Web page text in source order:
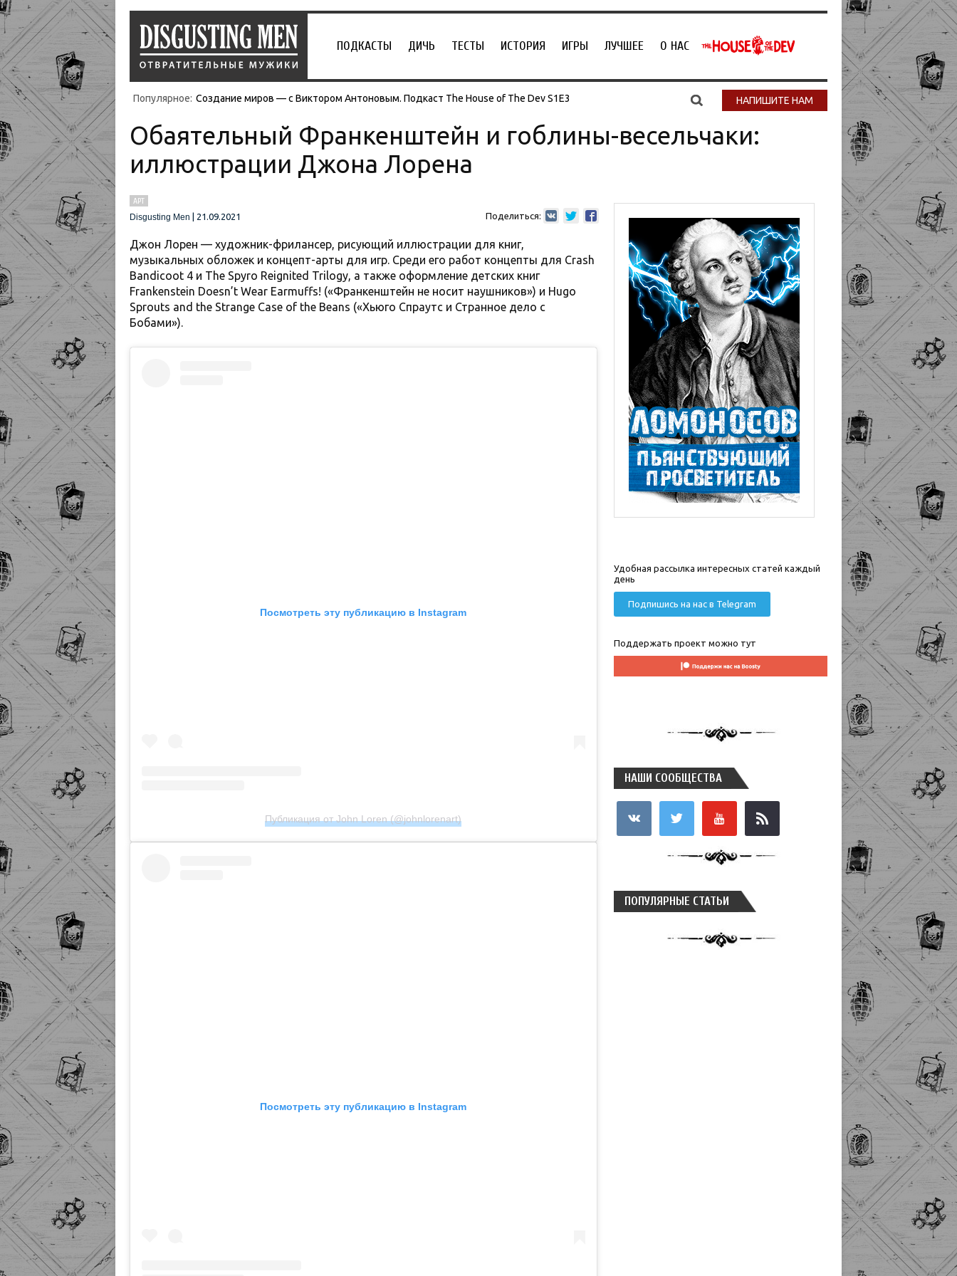
ПОДКАСТЫ ДИЧЬ ТЕСТЫ ИСТОРИЯ ИГРЫ ЛУЧШЕЕ О НАС
Популярное: Создание миров — с Виктором Антоновым. Подкаст The House of The Dev S1E3 НАПИШИТЕ НАМ
Обаятельный Франкенштейн и гоблины-весельчаки:
иллюстрации Джона Лорена
АРТ
Disgusting Men
21.09.2021 Поделиться:
Джон Лорен — художник-фрилансер, рисующий иллюстрации для книг,
музыкальных обложек и концепт-арты для игр. Среди его работ концепты для Crash
Bandicoot 4 и The Spyro Reignited Trilogy, а также оформление детских книг
Frankenstein Doesn’t Wear Earmuffs! («Франкенштейн не носит наушников») и Hugo
Sprouts and the Strange Case of the Beans («Хьюго Спраутс и Странное дело с
Бобами»).
Посмотреть эту публикацию в Instagram
Публикация от John Loren (@johnlorenart)
Посмотреть эту публикацию в Instagram
Удобная рассылка интересных статей каждый
день
Подпишись на нас в Telegram
Поддержать проект можно тут
НАШИ СООБЩЕСТВА
ПОПУЛЯРНЫЕ СТАТЬИ